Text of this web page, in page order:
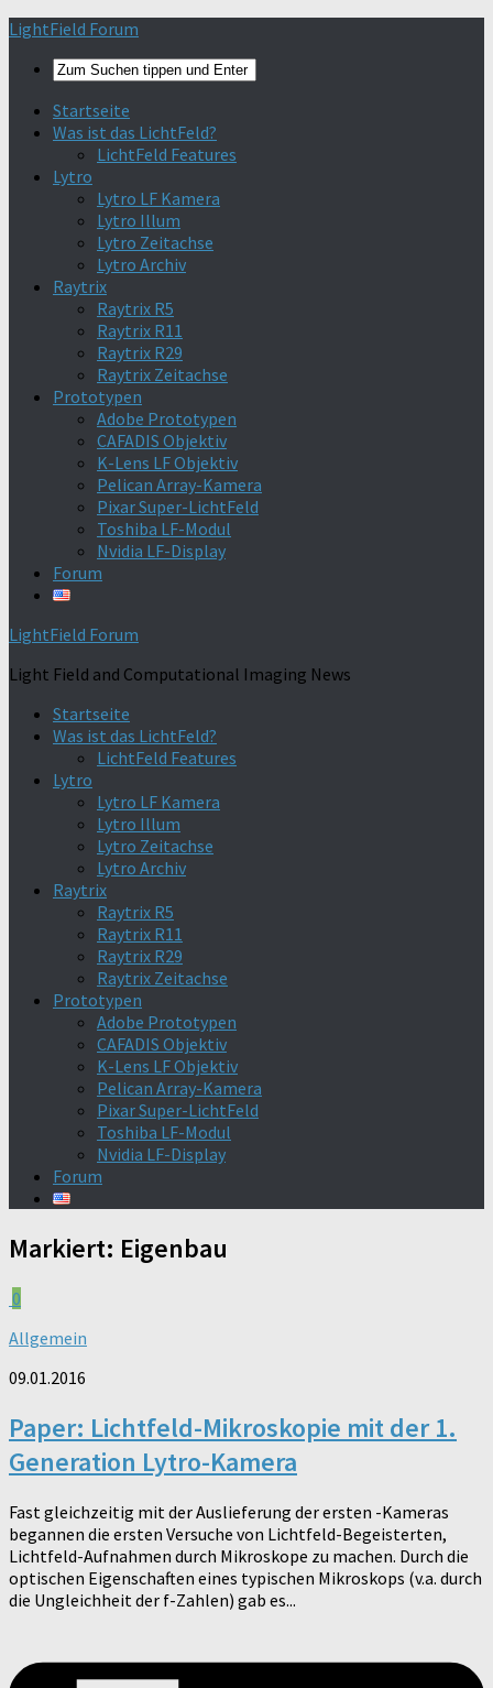
LightField Forum
Startseite
Was ist das LichtFeld?
LichtFeld Features
Lytro
Lytro LF Kamera
Lytro Illum
Lytro Zeitachse
Lytro Archiv
Raytrix
Raytrix R5
Raytrix R11
Raytrix R29
Raytrix Zeitachse
Prototypen
Adobe Prototypen
CAFADIS Objektiv
K-Lens LF Objektiv
Pelican Array-Kamera
Pixar Super-LichtFeld
Toshiba LF-Modul
Nvidia LF-Display
Forum
LightField Forum
Light Field and Computational Imaging News
Startseite
Was ist das LichtFeld?
LichtFeld Features
Lytro
Lytro LF Kamera
Lytro Illum
Lytro Zeitachse
Lytro Archiv
Raytrix
Raytrix R5
Raytrix R11
Raytrix R29
Raytrix Zeitachse
Prototypen
Adobe Prototypen
CAFADIS Objektiv
K-Lens LF Objektiv
Pelican Array-Kamera
Pixar Super-LichtFeld
Toshiba LF-Modul
Nvidia LF-Display
Forum
Markiert: Eigenbau
0
Allgemein
09.01.2016
Paper: Lichtfeld-Mikroskopie mit der 1.
Generation Lytro-Kamera
Fast gleichzeitig mit der Auslieferung der ersten -Kameras
begannen die ersten Versuche von Lichtfeld-Begeisterten,
Lichtfeld-Aufnahmen durch Mikroskope zu machen. Durch die
optischen Eigenschaften eines typischen Mikroskops (v.a. durch
die Ungleichheit der f-Zahlen) gab es...
Find out more. Okay, thanks